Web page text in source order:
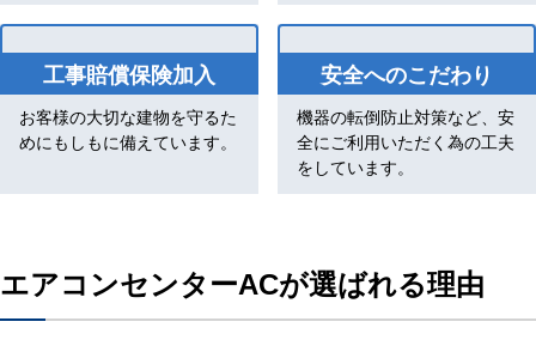
工事賠償保険加入
お客様の大切な建物を守るた
めにもしもに備えています。
安全へのこだわり
機器の転倒防止対策など、安
全にご利用いただく為の工夫
をしています。
エアコンセンターACが選ばれる理由